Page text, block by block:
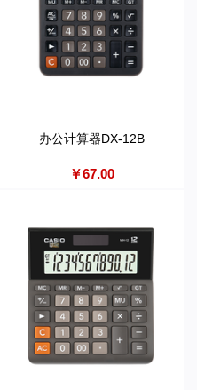
办公计算器DX-12B
￥67.00